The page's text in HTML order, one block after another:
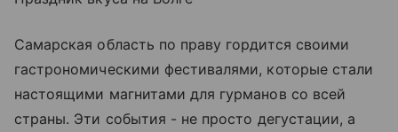
Самарская область по праву гордится своими
гастрономическими фестивалями, которые стали
настоящими магнитами для гурманов со всей
страны. Эти события - не просто дегустации, а